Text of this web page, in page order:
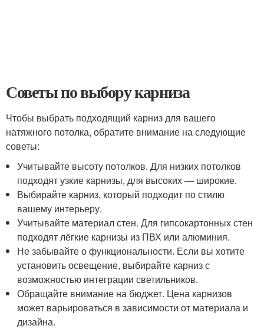
Советы по выбору карниза
Чтобы выбрать подходящий карниз для вашего
натяжного потолка, обратите внимание на следующие
советы:
Учитывайте высоту потолков. Для низких потолков
подходят узкие карнизы, для высоких — широкие.
Выбирайте карниз, который подходит по стилю
вашему интерьеру.
Учитывайте материал стен. Для гипсокартонных стен
подходят лёгкие карнизы из ПВХ или алюминия.
Не забывайте о функциональности. Если вы хотите
установить освещение, выбирайте карниз с
возможностью интеграции светильников.
Обращайте внимание на бюджет. Цена карнизов
может варьироваться в зависимости от материала и
дизайна.